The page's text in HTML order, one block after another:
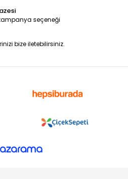
seçeneği
bize iletebilirsiniz.